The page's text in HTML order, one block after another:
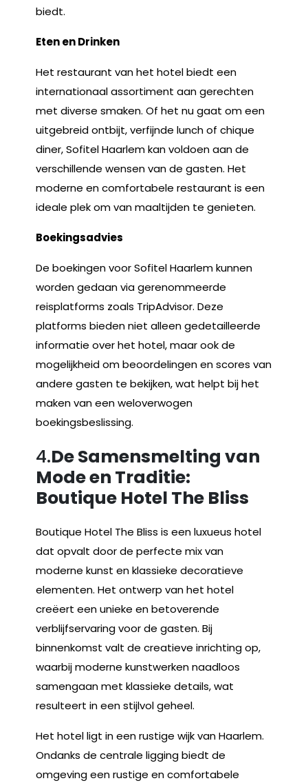
biedt.
Eten en Drinken
Het restaurant van het hotel biedt een
internationaal assortiment aan gerechten
met diverse smaken. Of het nu gaat om een
uitgebreid ontbijt, verfijnde lunch of chique
diner, Sofitel Haarlem kan voldoen aan de
verschillende wensen van de gasten. Het
moderne en comfortabele restaurant is een
ideale plek om van maaltijden te genieten.
Boekingsadvies
De boekingen voor Sofitel Haarlem kunnen
worden gedaan via gerenommeerde
reisplatforms zoals TripAdvisor. Deze
platforms bieden niet alleen gedetailleerde
informatie over het hotel, maar ook de
mogelijkheid om beoordelingen en scores van
andere gasten te bekijken, wat helpt bij het
maken van een weloverwogen
boekingsbeslissing.
4.De Samensmelting van
Mode en Traditie:
Boutique Hotel The Bliss
Boutique Hotel The Bliss is een luxueus hotel
dat opvalt door de perfecte mix van
moderne kunst en klassieke decoratieve
elementen. Het ontwerp van het hotel
creëert een unieke en betoverende
verblijfservaring voor de gasten. Bij
binnenkomst valt de creatieve inrichting op,
waarbij moderne kunstwerken naadloos
samengaan met klassieke details, wat
resulteert in een stijlvol geheel.
Het hotel ligt in een rustige wijk van Haarlem.
Ondanks de centrale ligging biedt de
omgeving een rustige en comfortabele